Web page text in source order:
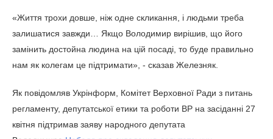
«Життя трохи довше, ніж одне скликання, і людьми треба
залишатися завжди… Якщо Володимир вирішив, що його
замінить достойна людина на цій посаді, то буде
Железняк.
Як повідомляв Укрінформ, Комітет Верховної Ради з